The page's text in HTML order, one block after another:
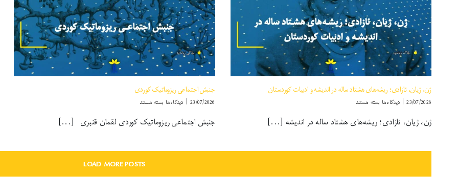
ژن، ژیان، ئازادی؛ ریشه‌های هشتاد ساله در اندیشه و ادبیات کوردستان
23/07/2026
| دیدگاه‌ها برای
ژیان،
هشتاد
اندیشه
بسته هستند
ژن، ژیان، ئازادی؛ ریشه‌های هشتاد ساله در اندیشه [...]
جنبش اجتماعی ریزوماتیک کوردی
23/07/2026
| دیدگاه‌ها برای
ریزوماتیک
بسته هستند
جنبش اجتماعی ریزوماتیک کوردی لقمان قنبری [...]
LOAD MORE POSTS